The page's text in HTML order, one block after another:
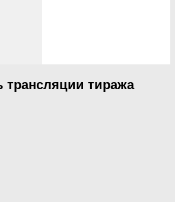
трансляции тиража